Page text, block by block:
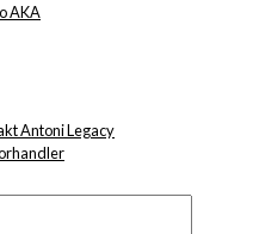
AKA
Antoni Legacy